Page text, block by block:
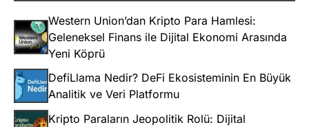
Western Union’dan Kripto Para Hamlesi:
Geleneksel Finans ile Dijital Ekonomi Arasında
Yeni Köprü
DefiLlama Nedir? DeFi Ekosisteminin En Büyük
Analitik ve Veri Platformu
Kripto Paraların Jeopolitik Rolü: Dijital